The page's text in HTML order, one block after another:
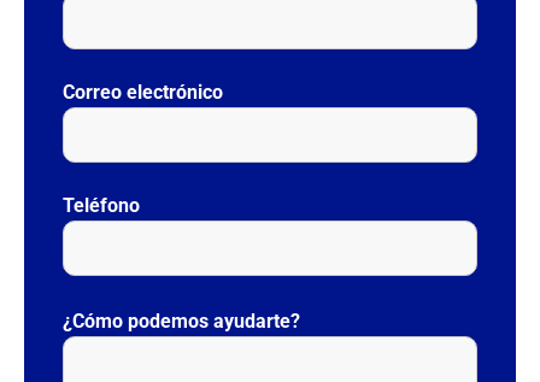
Correo electrónico
Teléfono
o
r
¿Cómo podemos ayudarte?